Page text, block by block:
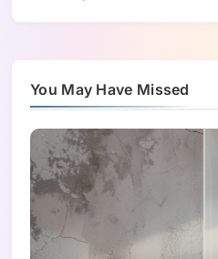
You May Have Missed